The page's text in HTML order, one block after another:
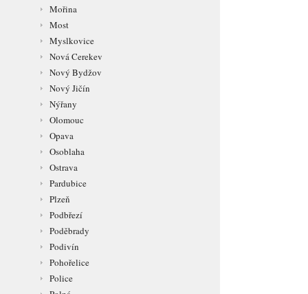
Mořina
Most
Myslkovice
Nová Cerekev
Nový Bydžov
Nový Jičín
Nýřany
Olomouc
Opava
Osoblaha
Ostrava
Pardubice
Plzeň
Podbřezí
Poděbrady
Podivín
Pohořelice
Police